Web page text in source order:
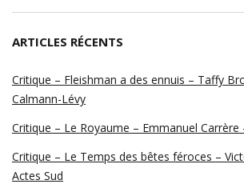
ARTICLES RÉCENTS
Critique – Fleishman a des ennuis – Taffy
Calmann-Lévy
Critique – Le Royaume – Emmanuel Carrère
Critique – Le Temps des bêtes féroces –
Actes Sud